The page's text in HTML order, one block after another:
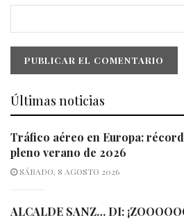
Últimas noticias
Tráfico aéreo en Europa: récord
pleno verano de 2026
SÁBADO, 8 AGOSTO 2026
ALCALDE SANZ… DI: